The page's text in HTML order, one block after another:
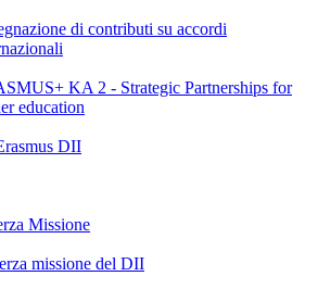
di contributi su accordi
KA 2 - Strategic Partnerships for
education
DII
Missione
missione del DII